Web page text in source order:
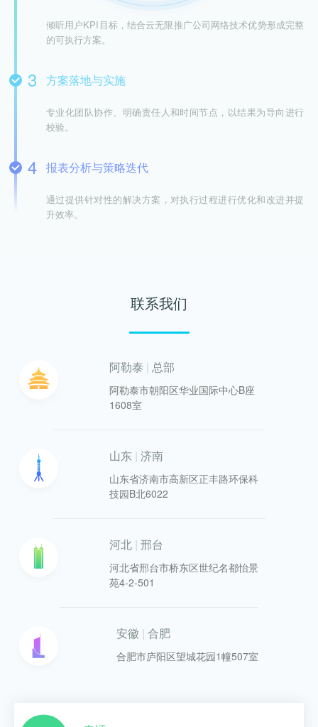
倾听用户KPI目标，结合云无限推广公司网络技术优势形成完整
的可执行方案。
方案落地与实施
专业化团队协作、明确责任人和时间节点，以结果为导向进行
校验。
报表分析与策略迭代
通过提供针对性的解决方案，对执行过程进行优化和改进并提
升效率。
联系我们
阿勒泰 | 总部
阿勒泰市朝阳区华业国际中心B座
1608室
山东 | 济南
山东省济南市高新区正丰路环保科
技园B北6022
河北 | 邢台
河北省邢台市桥东区世纪名都怡景
苑4-2-501
安徽 | 合肥
合肥市庐阳区望城花园1幢507室